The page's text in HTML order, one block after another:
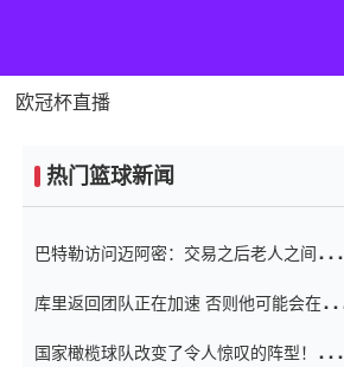
欧冠杯直播
热门篮球新闻
巴特勒访问迈阿密：交易之后老人之间的第
库里返回团队正在加速 否则他可能会在下
起了人们的关注
国家橄榄球队改变了令人惊叹的阵型！伊万